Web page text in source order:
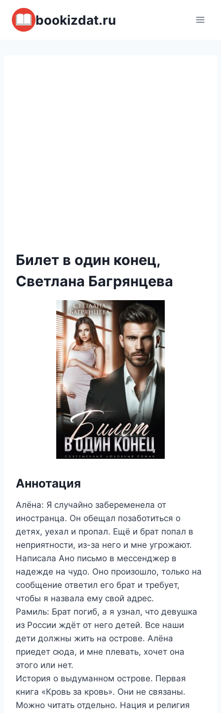
Перейти
содержимому
bookizdat.ru
Билет в один конец,
Светлана Багрянцева
Аннотация
Алёна: Я случайно забеременела от
иностранца. Он обещал позаботиться о
детях, уехал и пропал. Ещё и брат попал в
неприятности, из-за него и мне угрожают.
Написала Ано письмо в мессенджер в
надежде на чудо. Оно произошло, только на
сообщение ответил его брат и требует,
чтобы я назвала ему свой адрес.
Рамиль: Брат погиб, а я узнал, что девушка
из России ждёт от него детей. Все наши
дети должны жить на острове. Алёна
приедет сюда, и мне плевать, хочет она
этого или нет.
История о выдуманном острове. Первая
книга «Кровь за кровь». Они не связаны.
Можно читать отдельно. Нация и религия